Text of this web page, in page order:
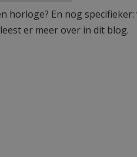
horloge? En nog
er meer over in dit blog.